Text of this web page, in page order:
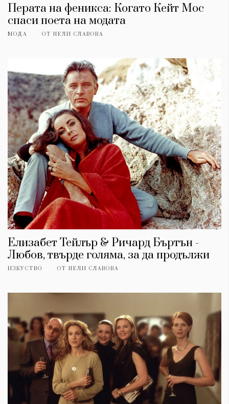
Перата на феникса: Когато Кейт Мос
спаси поета на модата
МОДА ОТ НЕЛИ СЛАВОВА
Елизабет Тейлър & Ричард Бъртън -
Любов, твърде голяма, за да продължи
ИЗКУСТВО ОТ НЕЛИ СЛАВОВА